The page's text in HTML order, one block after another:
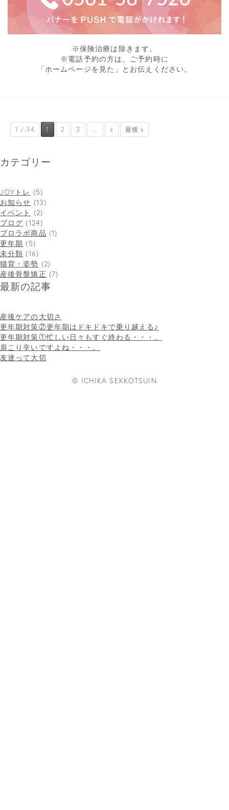
※保険治療は除きます。
※電話予約の方は、ご予約時に
「ホームページを見た」とお伝えください。
1 / 34 1 2 3 » 最後 »
カテゴリー
JOYトレ (5)
お知らせ (13)
イベント (2)
ブログ (124)
プロラボ商品 (1)
更年期 (5)
未分類 (16)
猫背・姿勢 (2)
産後骨盤矯正 (7)
最新の記事
産後ケアの大切さ
更年期対策②更年期はドキドキで乗り越える♪
更年期対策①忙しい日々もすぐ終わる・・・。
肩こり辛いですよね・・・。
友達って大切
© ICHIKA SEKKOTSUIN